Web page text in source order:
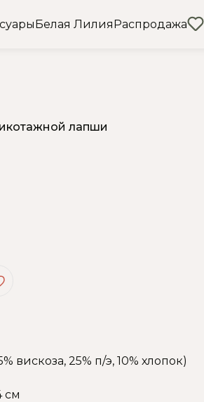
Белая ЛилияРаспродажа
лапши
вискоза, 25% п/э, 10% хлопок)
см